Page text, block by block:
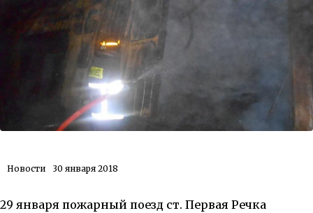
Новости 30 января 2018
29 января пожарный поезд ст. Первая Речка